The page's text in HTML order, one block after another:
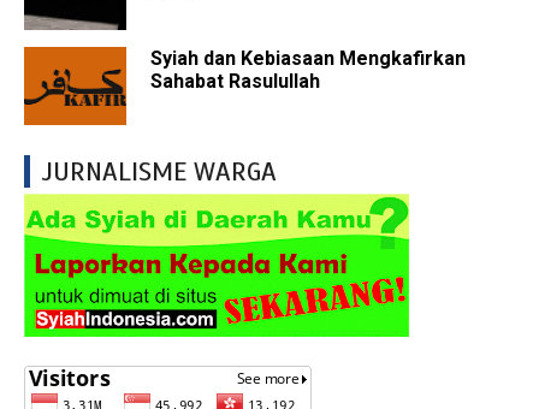
Syiah dan Kebiasaan Mengkafirkan
Sahabat Rasulullah
JURNALISME WARGA